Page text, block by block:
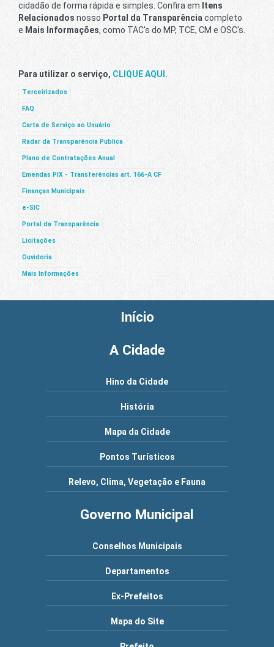
cidadão de forma rápida e simples. Confira em Itens
Relacionados nosso Portal da Transparência completo
e Mais Informações, como TAC's do MP, TCE, CM e OSC's.
Para utilizar o serviço, CLIQUE AQUI.
Terceirizados
FAQ
Carta de Serviço ao Usuário
Radar da Transparência Pública
Plano de Contratações Anual
Emendas PIX - Transferências art. 166-A CF
Finanças Municipais
e-SIC
Portal da Transparência
Licitações
Ouvidoria
Mais Informações
Início
A Cidade
Hino da Cidade
História
Mapa da Cidade
Pontos Turísticos
Relevo, Clima, Vegetação e Fauna
Governo Municipal
Conselhos Municipais
Departamentos
Ex-Prefeitos
Mapa do Site